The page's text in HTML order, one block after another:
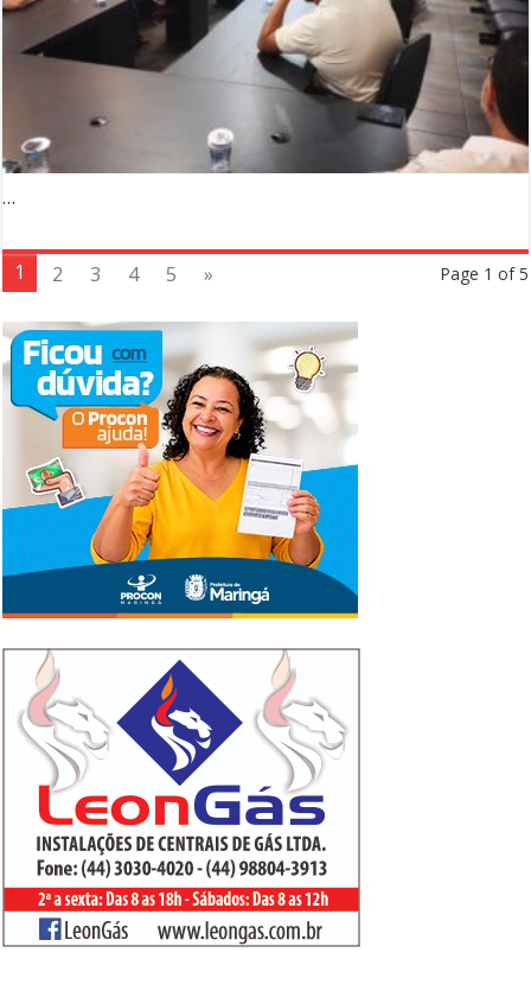
…
Page 1 of 5
1 2 3 4 5 »